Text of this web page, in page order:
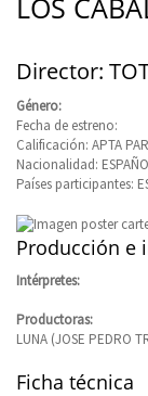
LOS
Director:
Género:
Fecha de estreno:
Calificación: APTA
Nacionalidad:
Países participantes:
Producción e
Intérpretes:
Productoras:
LUNA (JOSE PEDRO
Ficha técnica